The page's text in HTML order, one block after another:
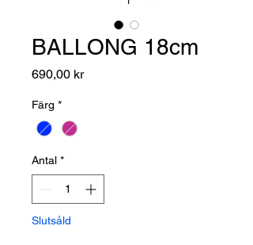
BALLONG 18cm
690,00 krPris
Färg *
Antal *
Slutsåld